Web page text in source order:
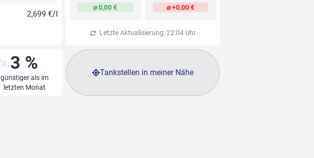
2,699 €/l
⌀ 0,00 € ⌀ +0,00 €
Letzte Aktualisierung: 22:04 Uhr
3 %
günstiger als im
letzten Monat
Tankstellen in meiner Nähe